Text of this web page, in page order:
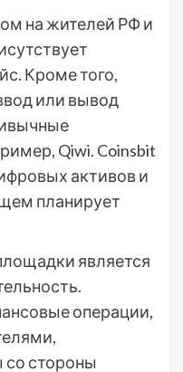
на жителей РФ и
Кроме того,
или вывод
Qiwi. Coinsbit
активов и
планирует
является
операции,
стороны